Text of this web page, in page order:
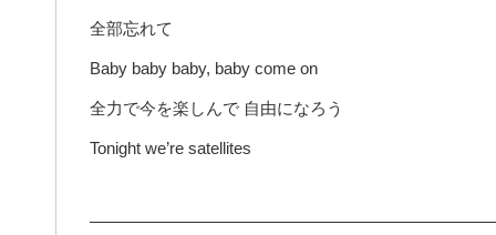
全部忘れて
Baby baby baby, baby come on
全力で今を楽しんで 自由になろう
Tonight we’re satellites
————————————————————————–